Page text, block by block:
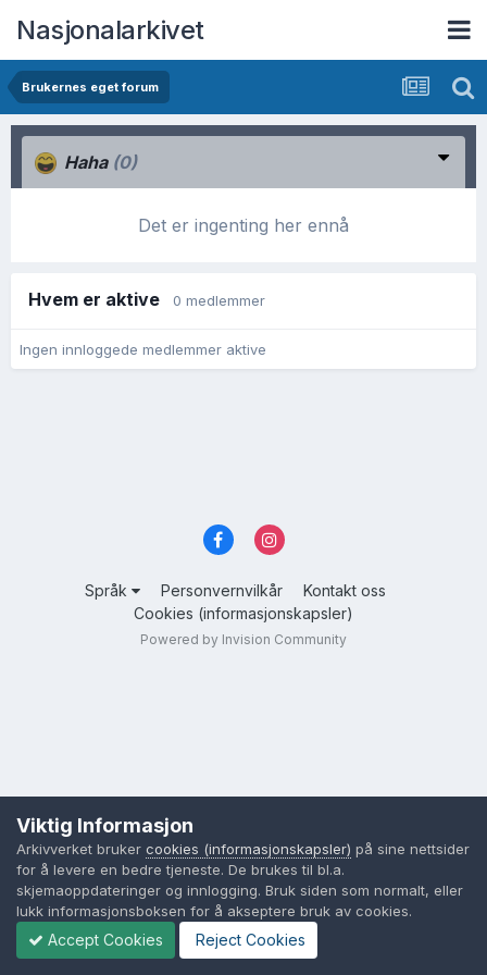
Nasjonalarkivet
Brukernes eget forum
Haha (0)
Det er ingenting her ennå
Hvem er aktive 0 medlemmer
Ingen innloggede medlemmer aktive
Språk Personvernvilkår
Kontakt oss
Cookies (informasjonskapsler)
Powered by Invision Community
Viktig Informasjon
Arkivverket bruker cookies (informasjonskapsler) på sine nettsider
for å levere en bedre tjeneste. De brukes til bl.a.
skjemaoppdateringer og innlogging. Bruk siden som normalt, eller
lukk informasjonsboksen for å akseptere bruk av cookies.
Accept Cookies Reject Cookies